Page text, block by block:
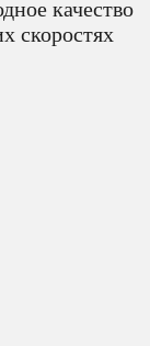
качество
скоростях